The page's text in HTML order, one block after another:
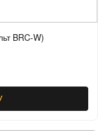
BRC-W)